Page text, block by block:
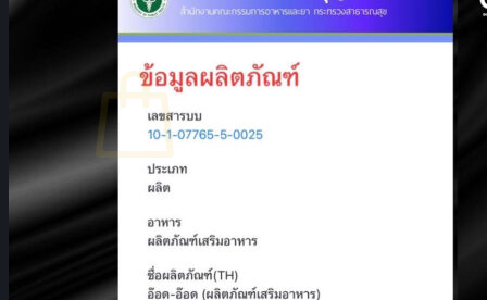
No products in the cart.
Return to shop
Cart